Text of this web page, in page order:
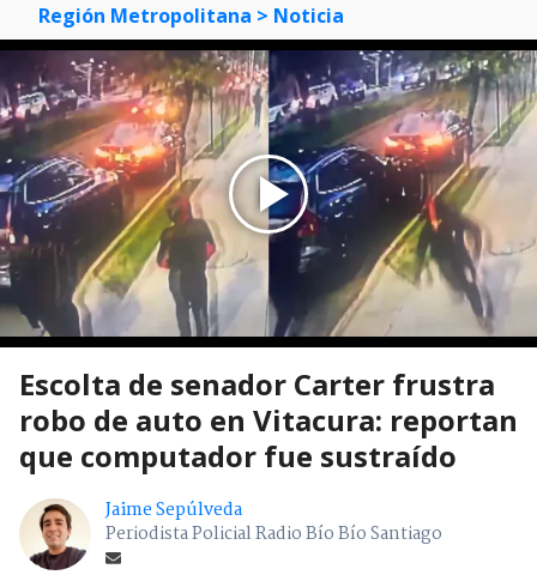
Región Metropolitana > Noticia
Escolta de senador Carter frustra
robo de auto en Vitacura: reportan
que computador fue sustraído
Jaime Sepúlveda
Periodista Policial Radio Bío Bío Santiago